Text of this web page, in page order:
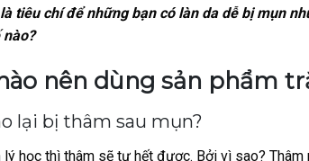
tiêu chí để những bạn có làn da dễ bị mụn
nên dùng sản phẩm
lại bị thâm sau mụn?
lý học thì thâm sẽ tự hết được. Bởi vì sao?